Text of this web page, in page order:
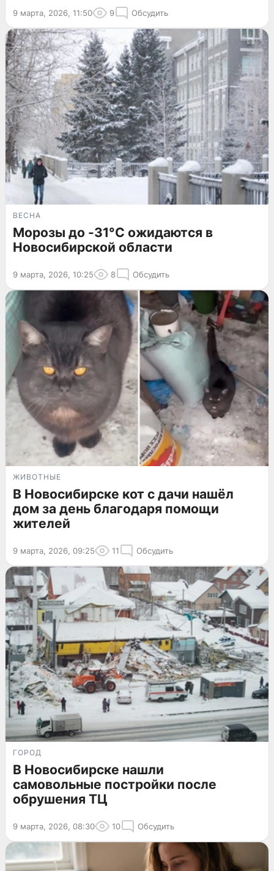
9 марта, 2026, 11:50 9 Обсудить
ВЕСНА
Морозы до -31°C ожидаются в
Новосибирской области
9 марта, 2026, 10:25 8 Обсудить
ЖИВОТНЫЕ
В Новосибирске кот с дачи нашёл
дом за день благодаря помощи
жителей
9 марта, 2026, 09:25 11 Обсудить
ГОРОД
В Новосибирске нашли
самовольные постройки после
обрушения ТЦ
9 марта, 2026, 08:30 10 Обсудить